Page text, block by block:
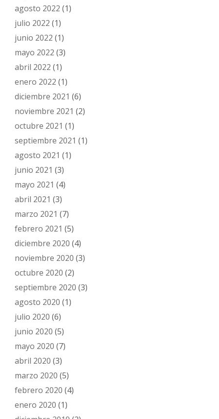
agosto 2022 (1)
julio 2022 (1)
junio 2022 (1)
mayo 2022 (3)
abril 2022 (1)
enero 2022 (1)
diciembre 2021 (6)
noviembre 2021 (2)
octubre 2021 (1)
septiembre 2021 (1)
agosto 2021 (1)
junio 2021 (3)
mayo 2021 (4)
abril 2021 (3)
marzo 2021 (7)
febrero 2021 (5)
diciembre 2020 (4)
noviembre 2020 (3)
octubre 2020 (2)
septiembre 2020 (3)
agosto 2020 (1)
julio 2020 (6)
junio 2020 (5)
mayo 2020 (7)
abril 2020 (3)
marzo 2020 (5)
febrero 2020 (4)
enero 2020 (1)